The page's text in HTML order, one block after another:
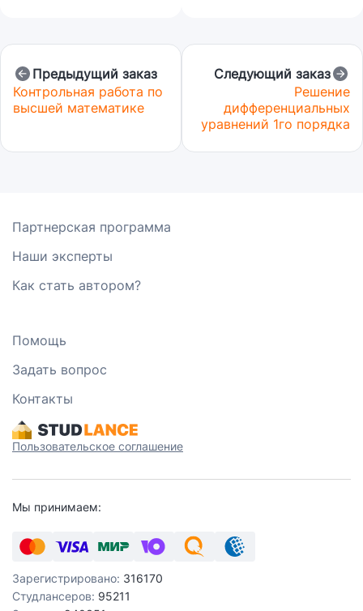
Предыдущий заказ
Контрольная работа по
высшей математике
Следующий заказ
Решение
дифференциальных
уравнений 1го порядка
Партнерская программа
Наши эксперты
Как стать автором?
Помощь
Задать вопрос
Контакты
Пользовательское соглашение
Мы принимаем:
Зарегистрировано: 316170
Студлансеров: 95211